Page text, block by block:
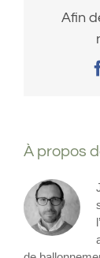
Afin
À propos